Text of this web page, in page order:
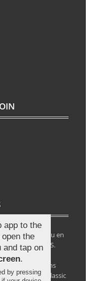
l’actualité du
en rallye ou en
VHC ou VHRS.
ainsi que
ancienne, sans
partenaire Classic
app to the
the
and tap on
.
by pressing